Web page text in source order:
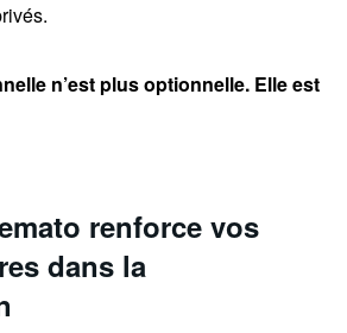
n’est plus optionnelle. Elle est
renforce vos
dans la